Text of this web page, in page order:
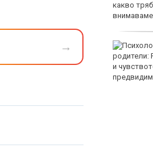
→
Руски "любовни
украински войници